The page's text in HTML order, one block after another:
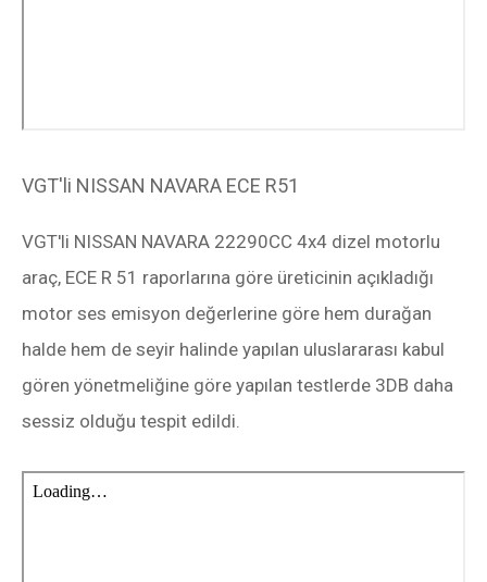
VGT'li NISSAN NAVARA ECE R51
VGT'li NISSAN NAVARA 22290CC 4x4 dizel motorlu
araç, ECE R 51 raporlarına göre üreticinin açıkladığı
motor ses emisyon değerlerine göre hem durağan
halde hem de seyir halinde yapılan uluslararası kabul
gören yönetmeliğine göre yapılan testlerde 3DB daha
sessiz olduğu tespit edildi.